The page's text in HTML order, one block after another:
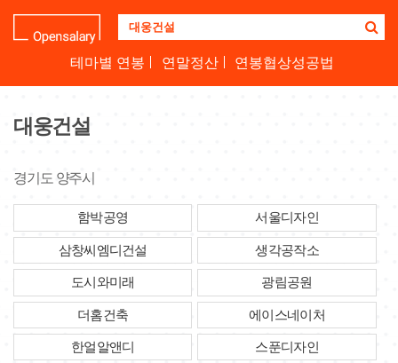
기
업
명
테마별 연봉 연말정산 연봉협상성공법
대웅건설
경기도 양주시
함박공영 서울디자인
삼창씨엠디건설 생각공작소
도시와미래 광림공원
더홈건축 에이스네이처
한얼알앤디 스푼디자인